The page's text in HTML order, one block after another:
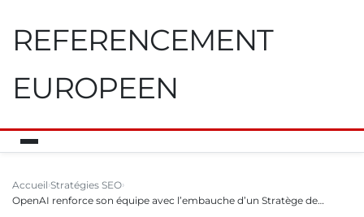
REFERENCEMENT
EUROPEEN
Accueil Stratégies SEO
OpenAI renforce son équipe avec l’embauche d’un Stratège de…